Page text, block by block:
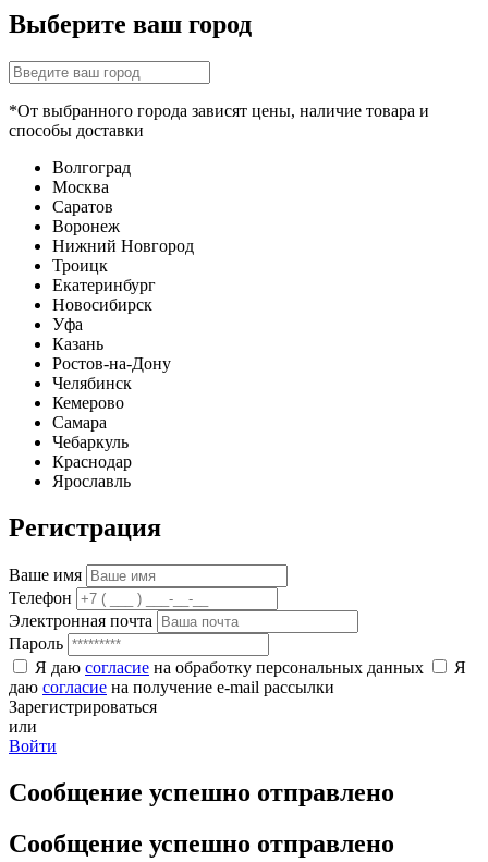
Выберите ваш город
*От выбранного города зависят цены, наличие товара и
способы доставки
Волгоград
Москва
Саратов
Воронеж
Нижний Новгород
Троицк
Екатеринбург
Новосибирск
Уфа
Казань
Ростов-на-Дону
Челябинск
Кемерово
Самара
Чебаркуль
Краснодар
Ярославль
Регистрация
Ваше имя
Телефон
Электронная почта
Пароль
Я даю согласие на обработку персональных данных
Я
даю согласие на получение e-mail рассылки
Зарегистрироваться
или
Войти
Сообщение успешно отправлено
Сообщение успешно отправлено